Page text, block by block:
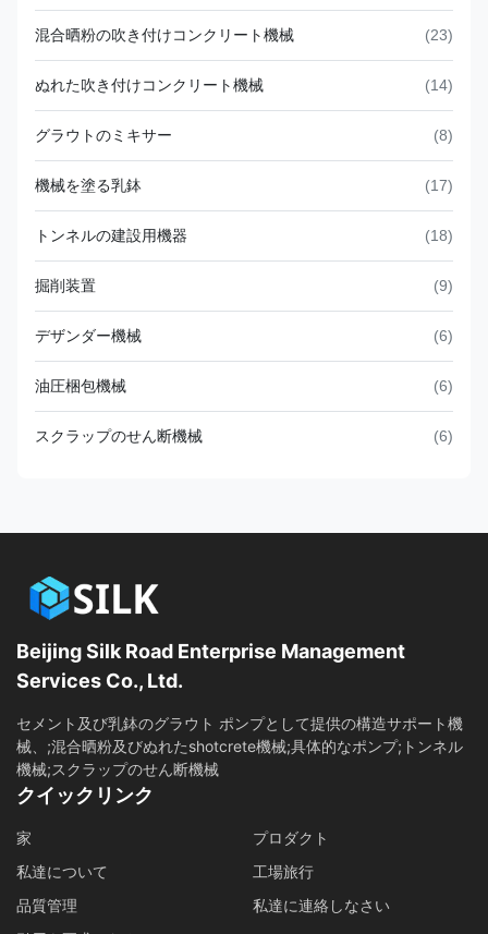
混合晒粉の吹き付けコンクリート機械 (23)
ぬれた吹き付けコンクリート機械 (14)
グラウトのミキサー (8)
機械を塗る乳鉢 (17)
トンネルの建設用機器 (18)
掘削装置 (9)
デザンダー機械 (6)
油圧梱包機械 (6)
スクラップのせん断機械 (6)
Beijing Silk Road Enterprise Management
Services Co., Ltd.
セメント及び乳鉢のグラウト ポンプとして提供の構造サポート機
械、;混合晒粉及びぬれたshotcrete機械;具体的なポンプ;トンネル
機械;スクラップのせん断機械
クイックリンク
家
プロダクト
私達について
工場旅行
品質管理
私達に連絡しなさい